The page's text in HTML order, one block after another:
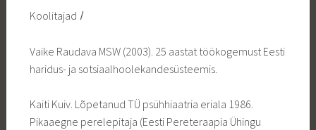
Koolitajad ̸
Vaike Raudava MSW (2003). 25 aastat töökogemust Eesti
haridus- ja sotsiaalhoolekandesüsteemis.
Kaiti Kuiv. Lõpetanud TÜ psühhiaatria eriala 1986.
Pikaaegne perelepitaja (Eesti Pereteraapia Ühingu